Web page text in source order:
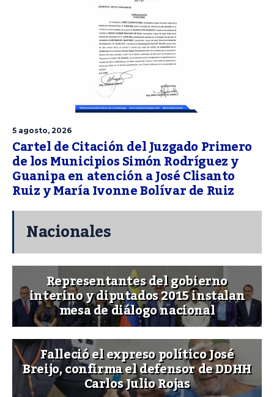
5 agosto, 2026
Cartel de Citación del Juzgado Primero
de los Municipios Simón Rodríguez y
Guanipa en atención a José Clisanto
Ruiz y María Ivonne Bolívar de Ruiz
Nacionales
Representantes del gobierno
interino y diputados 2015 instalan
mesa de diálogo nacional
Falleció el expreso político José
Breijo, confirma el defensor de DDHH
Carlos Julio Rojas